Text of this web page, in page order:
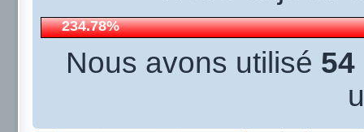
234.78%
Nous avons utilisé 54